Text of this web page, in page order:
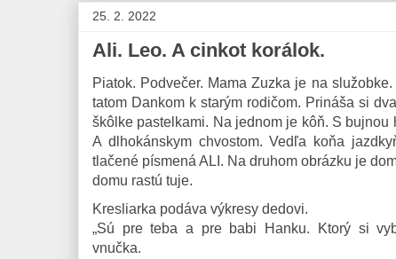
25. 2. 2022
Ali. Leo. A cinkot korálok.
Piatok. Podvečer. Mama Zuzka je na
tatom Dankom k starým rodičom. Prináša si
škôlke pastelkami. Na jednom je kôň. S bujnou
A dlhokánskym chvostom. Vedľa koňa
tlačené písmená ALI. Na druhom obrázku je
domu rastú tuje.
Kresliarka podáva výkresy dedovi.
„Sú pre teba a pre babi Hanku. Ktorý si
vnučka.